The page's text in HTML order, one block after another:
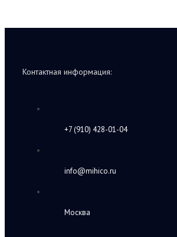
Контактная информация:
+7 (910) 428-01-04
info@mihico.ru
Москва